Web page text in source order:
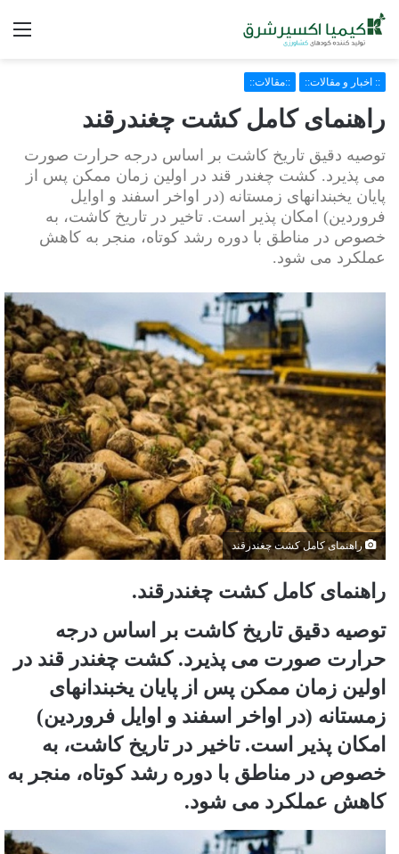
:: اخبار و مقالات:: ::مقالات::
راهنمای کامل کشت چغندرقند
توصیه دقیق تاریخ کاشت بر اساس درجه حرارت صورت
می پذیرد. کشت چغندر قند در اولین زمان ممکن پس از
پایان یخبندانهای زمستانه (در اواخر اسفند و اوایل
فروردین) امکان پذیر است. تاخیر در تاریخ کاشت، به
خصوص در مناطق با دوره رشد کوتاه، منجر به کاهش
عملکرد می شود.
راهنمای کامل کشت چغندرقند
راهنمای کامل کشت چغندرقند.
توصیه دقیق تاریخ کاشت بر اساس درجه
حرارت صورت می پذیرد. کشت چغندر قند در
اولین زمان ممکن پس از پایان یخبندانهای
زمستانه (در اواخر اسفند و اوایل فروردین)
امکان پذیر است. تاخیر در تاریخ کاشت، به
خصوص در مناطق با دوره رشد کوتاه، منجر به
کاهش عملکرد می شود.